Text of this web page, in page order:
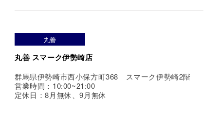
丸善
丸善 スマーク伊勢崎店
群馬県伊勢崎市西小保方町368 スマーク伊勢崎2階
営業時間：10:00~21:00
定休日：8月無休、9月無休